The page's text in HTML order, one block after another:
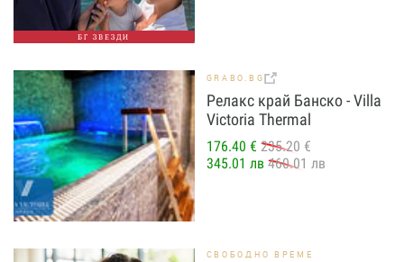
БГ ЗВЕЗДИ
GRABO.BG
Релакс край Банско - Villa
Victoria Thermal
176.40 € 235.20 €
345.01 лв 460.01 лв
СВОБОДНО ВРЕМЕ